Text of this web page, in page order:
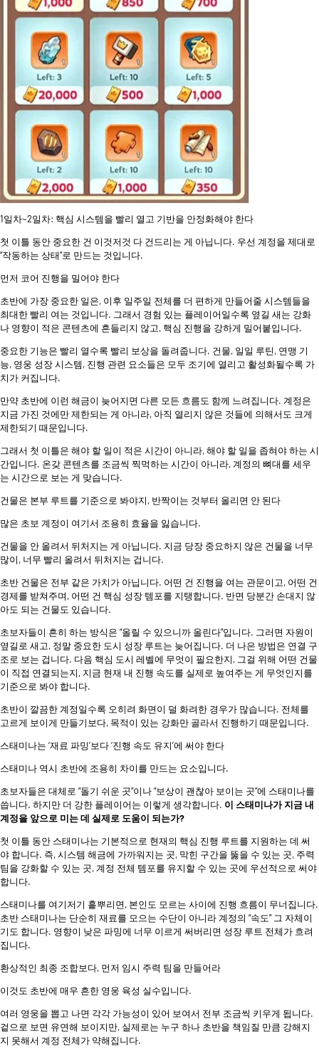
1일차~2일차: 핵심 시스템을 빨리 열고 기반을 안정화해야 한다
첫 이틀 동안 중요한 건 이것저것 다 건드리는 게 아닙니다. 우선 계정을 제대로
“작동하는 상태”로 만드는 것입니다.
먼저 코어 진행을 밀어야 한다
초반에 가장 중요한 일은, 이후 일주일 전체를 더 편하게 만들어줄 시스템들을
최대한 빨리 여는 것입니다. 그래서 경험 있는 플레이어일수록 옆길 새는 강화
나 영향이 적은 콘텐츠에 흔들리지 않고, 핵심 진행을 강하게 밀어붙입니다.
중요한 기능은 빨리 열수록 빨리 보상을 돌려줍니다. 건물, 일일 루틴, 연맹 기
능, 영웅 성장 시스템, 진행 관련 요소들은 모두 조기에 열리고 활성화될수록 가
치가 커집니다.
만약 초반에 이런 해금이 늦어지면 다른 모든 흐름도 함께 느려집니다. 계정은
지금 가진 것에만 제한되는 게 아니라, 아직 열리지 않은 것들에 의해서도 크게
제한되기 때문입니다.
그래서 첫 이틀은 해야 할 일이 적은 시간이 아니라, 해야 할 일을 좁혀야 하는 시
간입니다. 온갖 콘텐츠를 조금씩 찍먹하는 시간이 아니라, 계정의 뼈대를 세우
는 시간으로 보는 게 맞습니다.
건물은 본부 루트를 기준으로 봐야지, 반짝이는 것부터 올리면 안 된다
많은 초보 계정이 여기서 조용히 효율을 잃습니다.
건물을 안 올려서 뒤처지는 게 아닙니다. 지금 당장 중요하지 않은 건물을 너무
많이, 너무 빨리 올려서 뒤처지는 겁니다.
초반 건물은 전부 같은 가치가 아닙니다. 어떤 건 진행을 여는 관문이고, 어떤 건
경제를 받쳐주며, 어떤 건 핵심 성장 템포를 지탱합니다. 반면 당분간 손대지 않
아도 되는 건물도 있습니다.
초보자들이 흔히 하는 방식은 “올릴 수 있으니까 올린다”입니다. 그러면 자원이
옆길로 새고, 정말 중요한 도시 성장 루트는 늦어집니다. 더 나은 방법은 연결 구
조로 보는 겁니다. 다음 핵심 도시 레벨에 무엇이 필요한지, 그걸 위해 어떤 건물
이 직접 연결되는지, 지금 현재 내 진행 속도를 실제로 높여주는 게 무엇인지를
기준으로 봐야 합니다.
초반이 깔끔한 계정일수록 오히려 화면이 덜 화려한 경우가 많습니다. 전체를
고르게 보이게 만들기보다, 목적이 있는 강화만 골라서 진행하기 때문입니다.
스태미나는 ‘재료 파밍’보다 ‘진행 속도 유지’에 써야 한다
스태미나 역시 초반에 조용히 차이를 만드는 요소입니다.
초보자들은 대체로 “돌기 쉬운 곳”이나 “보상이 괜찮아 보이는 곳”에 스태미나를
씁니다. 하지만 더 강한 플레이어는 이렇게 생각합니다. 이 스태미나가 지금 내
계정을 앞으로 미는 데 실제로 도움이 되는가?
첫 이틀 동안 스태미나는 기본적으로 현재의 핵심 진행 루트를 지원하는 데 써
야 합니다. 즉, 시스템 해금에 가까워지는 곳, 막힌 구간을 뚫을 수 있는 곳, 주력
팀을 강화할 수 있는 곳, 계정 전체 템포를 유지할 수 있는 곳에 우선적으로 써야
합니다.
스태미나를 여기저기 흩뿌리면, 본인도 모르는 사이에 진행 흐름이 무너집니다.
초반 스태미나는 단순히 재료를 모으는 수단이 아니라 계정의 “속도” 그 자체이
기도 합니다. 영향이 낮은 파밍에 너무 이르게 써버리면 성장 루트 전체가 흐려
집니다.
환상적인 최종 조합보다, 먼저 임시 주력 팀을 만들어라
이것도 초반에 매우 흔한 영웅 육성 실수입니다.
여러 영웅을 뽑고 나면 각각 가능성이 있어 보여서 전부 조금씩 키우게 됩니다.
겉으로 보면 유연해 보이지만, 실제로는 누구 하나 초반을 책임질 만큼 강해지
지 못해서 계정 전체가 약해집니다.